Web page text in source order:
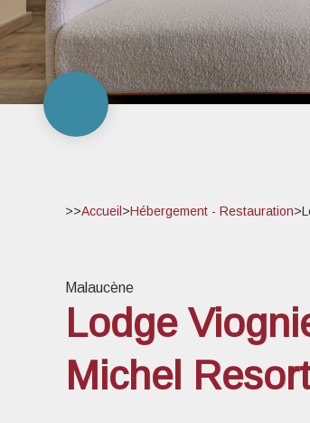
>>Accueil >Hébergement - Restauration>
Malaucène
Lodge
Michel